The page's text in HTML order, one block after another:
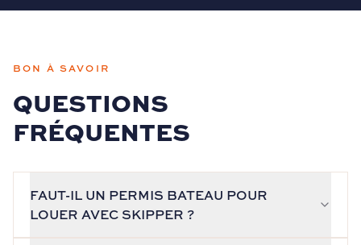
BON À SAVOIR
QUESTIONS
FRÉQUENTES
FAUT-IL UN PERMIS BATEAU POUR
LOUER AVEC SKIPPER ?